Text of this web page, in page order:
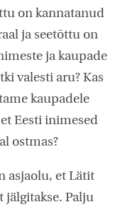
on kannatanud
ja seetõttu on
ja kaupade
valesti aru? Kas
kaupadele
Eesti inimesed
ostmas?
asjaolu, et Lätit
jälgitakse. Palju